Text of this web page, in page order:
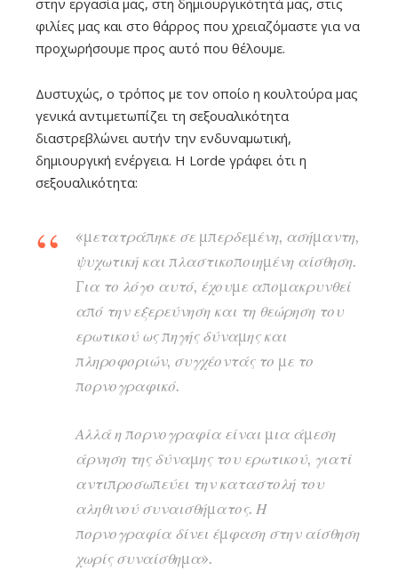
στην εργασία μας, στη δημιουργικότητά μας, στις
φιλίες μας και στο θάρρος που χρειαζόμαστε για να
προχωρήσουμε προς αυτό που θέλουμε.
Δυστυχώς, ο τρόπος με τον οποίο η κουλτούρα μας
γενικά αντιμετωπίζει τη σεξουαλικότητα
διαστρεβλώνει αυτήν την ενδυναμωτική,
δημιουργική ενέργεια. Η Lorde γράφει ότι η
σεξουαλικότητα:
«μετατράπηκε σε μπερδεμένη, ασήμαντη,
ψυχωτική και πλαστικοποιημένη αίσθηση.
Για το λόγο αυτό, έχουμε απομακρυνθεί
από την εξερεύνηση και τη θεώρηση του
ερωτικού ως πηγής δύναμης και
πληροφοριών, συγχέοντάς το με το
πορνογραφικό.
Αλλά η πορνογραφία είναι μια άμεση
άρνηση της δύναμης του ερωτικού, γιατί
αντιπροσωπεύει την καταστολή του
αληθινού συναισθήματος. Η
πορνογραφία δίνει έμφαση στην αίσθηση
χωρίς συναίσθημα».